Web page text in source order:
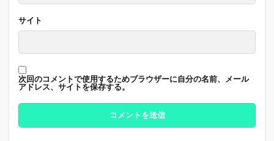
サイト
次回のコメントで使用するためブラウザーに自分の名前、メール
アドレス、サイトを保存する。